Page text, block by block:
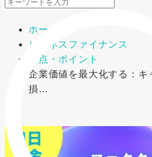
ホーム
ビジネスファイナンス
要点・ポイント
企業価値を最大化する：キ
損…